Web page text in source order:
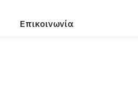
Επικοινωνία